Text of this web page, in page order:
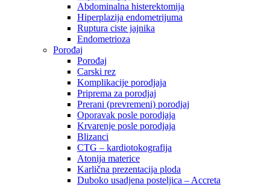
Abdominalna histerektomija
Hiperplazija endometrijuma
Ruptura ciste jajnika
Endometrioza
Porođaj
Porođaj
Carski rez
Komplikacije porodjaja
Priprema za porodjaj
Prerani (prevremeni) porodjaj
Oporavak posle porodjaja
Krvarenje posle porodjaja
Blizanci
CTG – kardiotokografija
Atonija materice
Karlična prezentacija ploda
Duboko usadjena posteljica – Accreta